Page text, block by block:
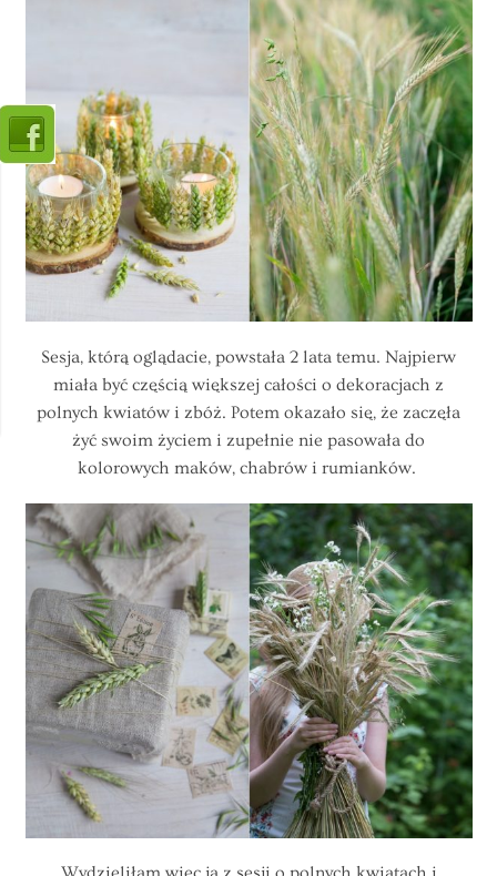
Sesja, którą oglądacie, powstała 2 lata temu. Najpierw
miała być częścią większej całości o dekoracjach z
polnych kwiatów i zbóż. Potem okazało się, że zaczęła
żyć swoim życiem i zupełnie nie pasowała do
kolorowych maków, chabrów i rumianków.